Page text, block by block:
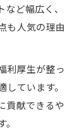
はここ
条件とは
ポイント
格や研修
働きやす
ど幅広く、
も人気の理由
利厚生が整っ
ています。
貢献できるや